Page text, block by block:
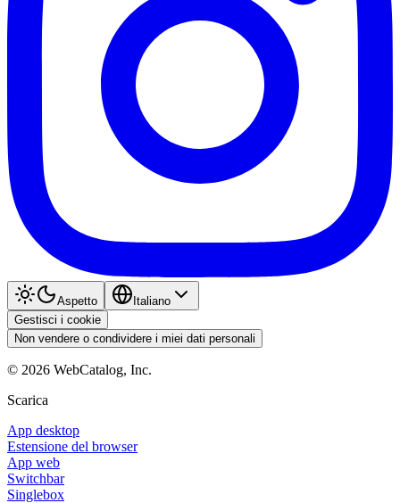
Aspetto
Italiano
Gestisci i cookie
Non vendere o condividere i miei dati personali
© 2026 WebCatalog, Inc.
Scarica
App desktop
Estensione del browser
App web
Switchbar
Singlebox